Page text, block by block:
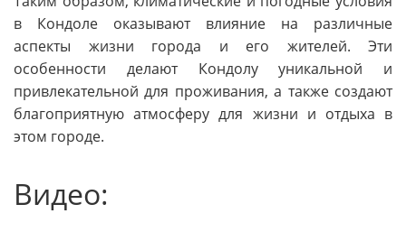
в Кондоле оказывают влияние на различные
аспекты жизни города и его жителей. Эти
особенности делают Кондолу уникальной и
привлекательной для проживания, а также создают
благоприятную атмосферу для жизни и отдыха в
этом городе.
Видео: